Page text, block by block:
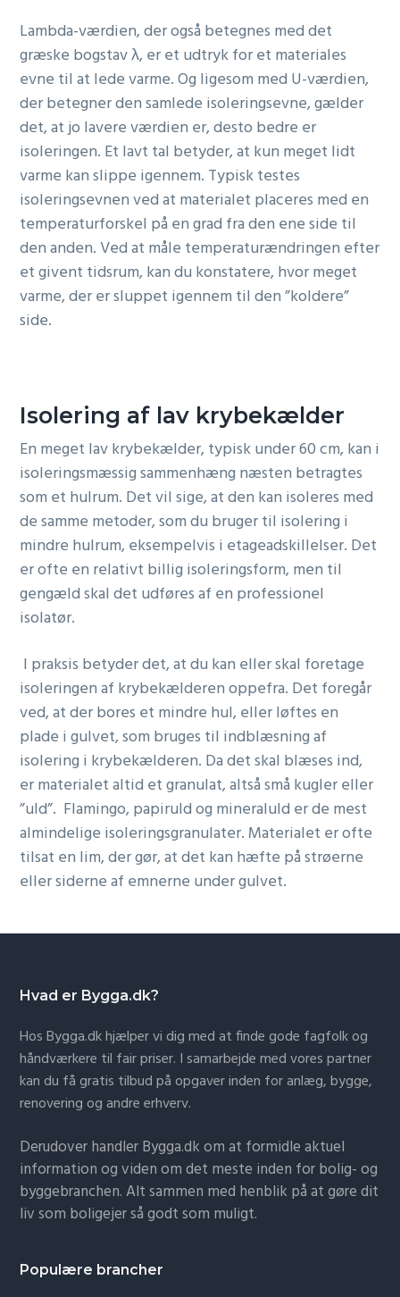
Lambda-værdien, der også betegnes med det
græske bogstav λ, er et udtryk for et materiales
evne til at lede varme. Og ligesom med U-værdien,
der betegner den samlede isoleringsevne, gælder
det, at jo lavere værdien er, desto bedre er
isoleringen. Et lavt tal betyder, at kun meget lidt
varme kan slippe igennem. Typisk testes
isoleringsevnen ved at materialet placeres med en
temperaturforskel på en grad fra den ene side til
den anden. Ved at måle temperaturændringen efter
et givent tidsrum, kan du konstatere, hvor meget
varme, der er sluppet igennem til den ”koldere”
side.
Isolering af lav krybekælder
En meget lav krybekælder, typisk under 60 cm, kan i
isoleringsmæssig sammenhæng næsten betragtes
som et hulrum. Det vil sige, at den kan isoleres med
de samme metoder, som du bruger til isolering i
mindre hulrum, eksempelvis i etageadskillelser. Det
er ofte en relativt billig isoleringsform, men til
gengæld skal det udføres af en professionel
isolatør.
I praksis betyder det, at du kan eller skal foretage
isoleringen af krybekælderen oppefra. Det foregår
ved, at der bores et mindre hul, eller løftes en
plade i gulvet, som bruges til indblæsning af
isolering i krybekælderen. Da det skal blæses ind,
er materialet altid et granulat, altså små kugler eller
”uld”. Flamingo, papiruld og mineraluld er de mest
almindelige isoleringsgranulater. Materialet er ofte
tilsat en lim, der gør, at det kan hæfte på strøerne
eller siderne af emnerne under gulvet.
Hvad er Bygga.dk?
Hos Bygga.dk hjælper vi dig med at finde gode fagfolk og
håndværkere til fair priser. I samarbejde med vores partner
kan du få gratis tilbud på opgaver inden for anlæg, bygge,
renovering og andre erhverv.
Derudover handler Bygga.dk om at formidle aktuel
information og viden om det meste inden for bolig- og
byggebranchen. Alt sammen med henblik på at gøre dit
liv som boligejer så godt som muligt.
Populære brancher